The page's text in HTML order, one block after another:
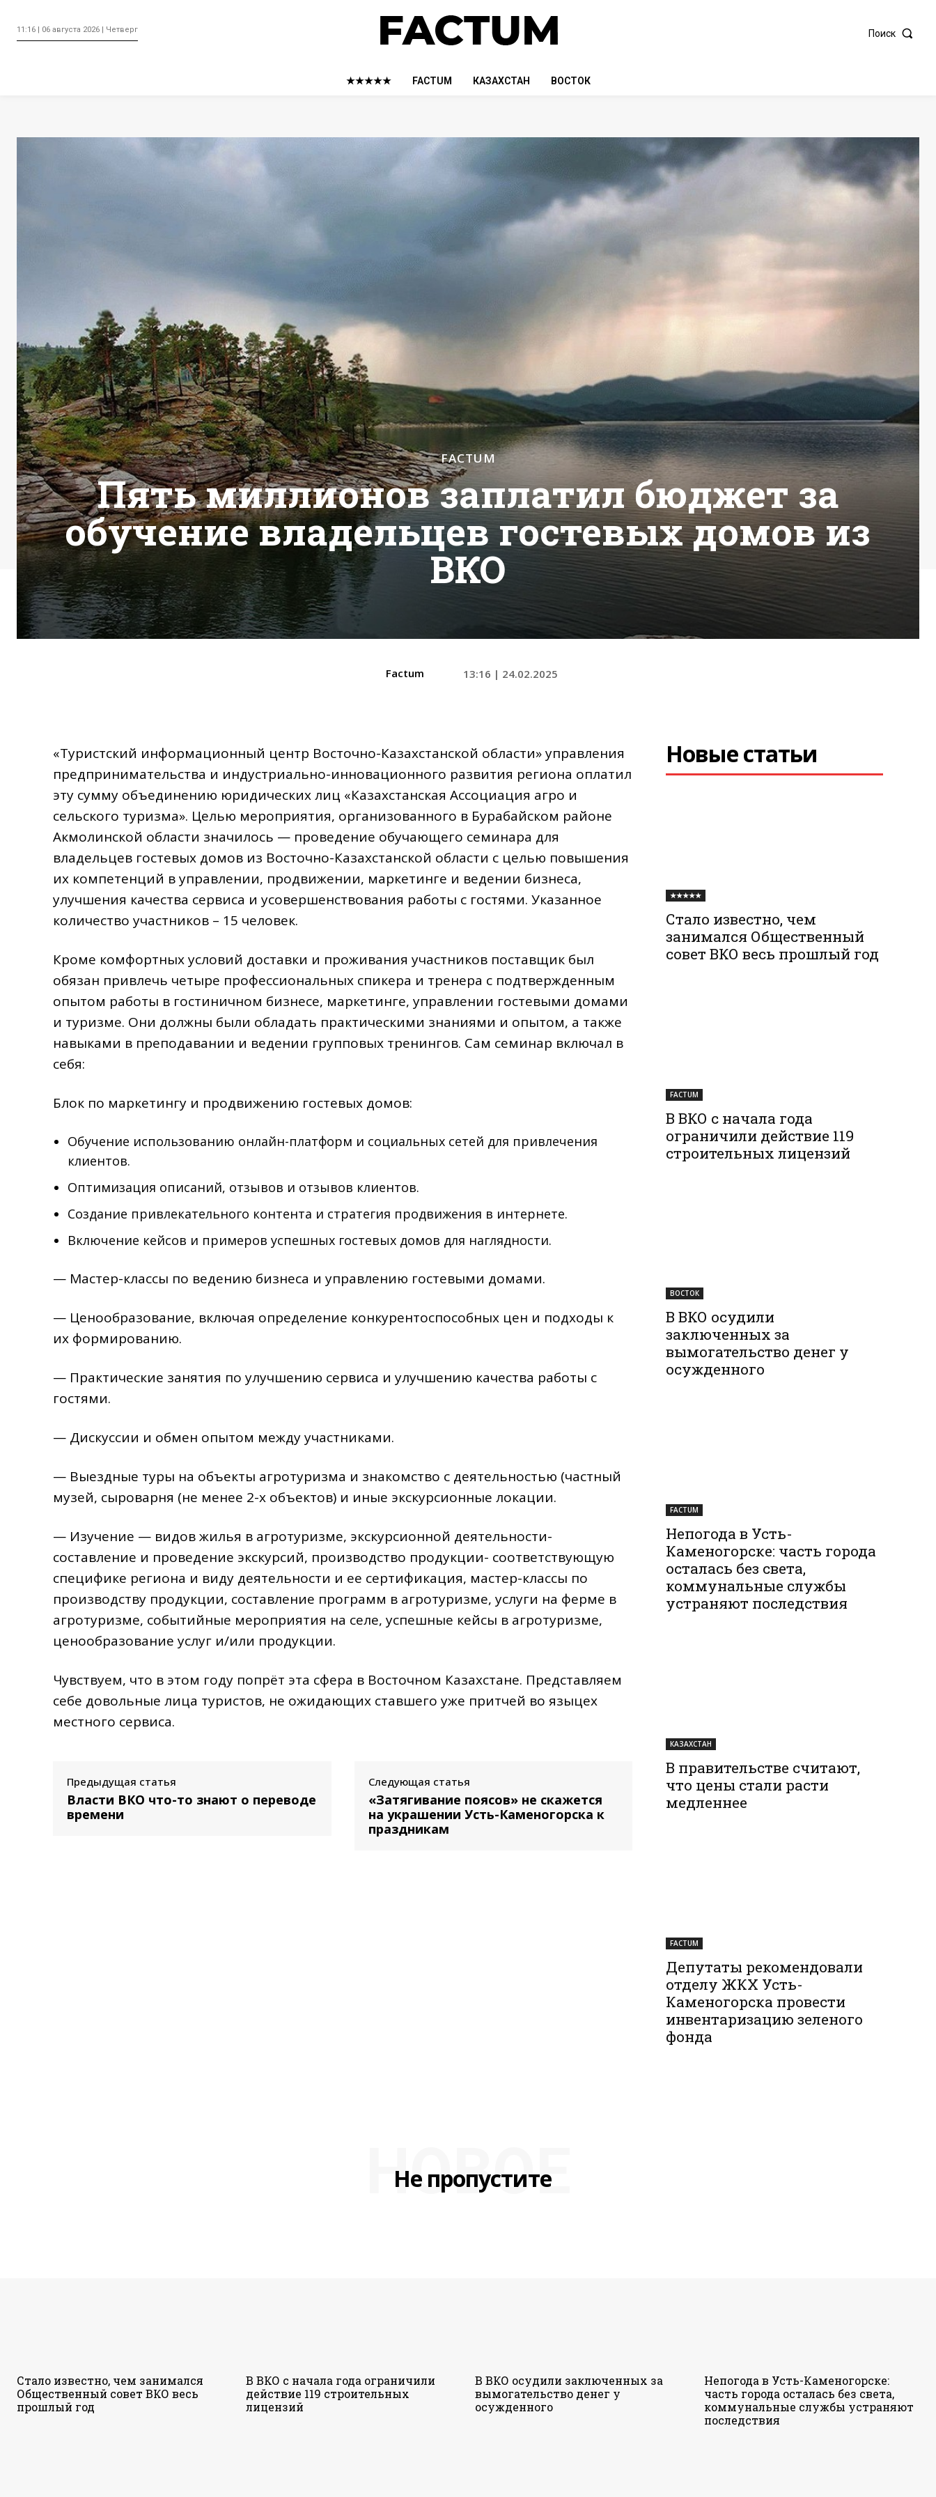
11:16 | 06 августа 2026 | Четверг Поиск
★★★★★ FACTUM КАЗАХСТАН ВОСТОК
FACTUM
Пять миллионов заплатил бюджет за
обучение владельцев гостевых домов из
ВКО
Factum 13:16 | 24.02.2025
«Туристский информационный центр Восточно-Казахстанской области» управления
предпринимательства и индустриально-инновационного развития региона оплатил
эту сумму объединению юридических лиц «Казахстанская Ассоциация агро и
сельского туризма». Целью мероприятия, организованного в Бурабайском районе
Акмолинской области значилось — проведение обучающего семинара для
владельцев гостевых домов из Восточно-Казахстанской области с целью повышения
их компетенций в управлении, продвижении, маркетинге и ведении бизнеса,
улучшения качества сервиса и усовершенствования работы с гостями. Указанное
количество участников – 15 человек.
Кроме комфортных условий доставки и проживания участников поставщик был
обязан привлечь четыре профессиональных спикера и тренера с подтвержденным
опытом работы в гостиничном бизнесе, маркетинге, управлении гостевыми домами
и туризме. Они должны были обладать практическими знаниями и опытом, а также
навыками в преподавании и ведении групповых тренингов. Сам семинар включал в
себя:
Блок по маркетингу и продвижению гостевых домов:
Обучение использованию онлайн-платформ и социальных сетей для привлечения
клиентов.
Оптимизация описаний, отзывов и отзывов клиентов.
Создание привлекательного контента и стратегия продвижения в интернете.
Включение кейсов и примеров успешных гостевых домов для наглядности.
— Мастер-классы по ведению бизнеса и управлению гостевыми домами.
— Ценообразование, включая определение конкурентоспособных цен и подходы к
их формированию.
— Практические занятия по улучшению сервиса и улучшению качества работы с
гостями.
— Дискуссии и обмен опытом между участниками.
— Выездные туры на объекты агротуризма и знакомство с деятельностью (частный
музей, сыроварня (не менее 2-х объектов) и иные экскурсионные локации.
— Изучение — видов жилья в агротуризме, экскурсионной деятельности-
составление и проведение экскурсий, производство продукции- соответствующую
специфике региона и виду деятельности и ее сертификация, мастер-классы по
производству продукции, составление программ в агротуризме, услуги на ферме в
агротуризме, событийные мероприятия на селе, успешные кейсы в агротуризме,
ценообразование услуг и/или продукции.
Чувствуем, что в этом году попрёт эта сфера в Восточном Казахстане. Представляем
себе довольные лица туристов, не ожидающих ставшего уже притчей во языцех
местного сервиса.
Предыдущая статья
Власти ВКО что-то знают о переводе
времени
Следующая статья
«Затягивание поясов» не скажется
на украшении Усть-Каменогорска к
праздникам
Новые статьи
★★★★★
Стало известно, чем
занимался Общественный
совет ВКО весь прошлый год
FACTUM
В ВКО с начала года
ограничили действие 119
строительных лицензий
ВОСТОК
В ВКО осудили
заключенных за
вымогательство денег у
осужденного
FACTUM
Непогода в Усть-
Каменогорске: часть города
осталась без света,
коммунальные службы
устраняют последствия
КАЗАХСТАН
В правительстве считают,
что цены стали расти
медленнее
FACTUM
Депутаты рекомендовали
отделу ЖКХ Усть-
Каменогорска провести
инвентаризацию зеленого
фонда
Не пропустите
НОВОЕ
Стало известно, чем занимался
Общественный совет ВКО весь
прошлый год
В ВКО с начала года ограничили
действие 119 строительных
лицензий
В ВКО осудили заключенных за
вымогательство денег у
осужденного
Непогода в Усть-Каменогорске:
часть города осталась без света,
коммунальные службы устраняют
последствия